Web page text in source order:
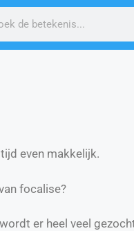
even makkelijk.
focalise?
er heel veel